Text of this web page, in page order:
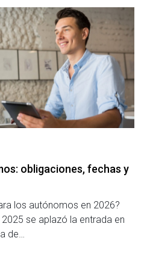
obligaciones, fechas y
los autónomos en 2026?
se aplazó la entrada en
de…